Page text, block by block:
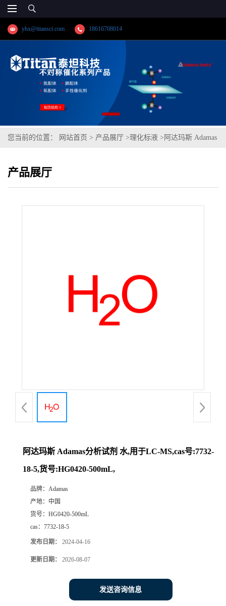
yhx@titansci.com 18616708014
您当前的位置： 网站首页 > 产品展厅 >理化标液 > 阿达玛斯 Adamas
产品展厅
阿达玛斯 Adamas分析试剂 水,用于LC-MS,cas号:7732-
18-5,货号:HG0420-500mL,
品牌： Adamas
产地： 中国
货号： HG0420-500mL
cas： 7732-18-5
发布日期： 2024-04-16
更新日期： 2026-08-07
发送咨询信息